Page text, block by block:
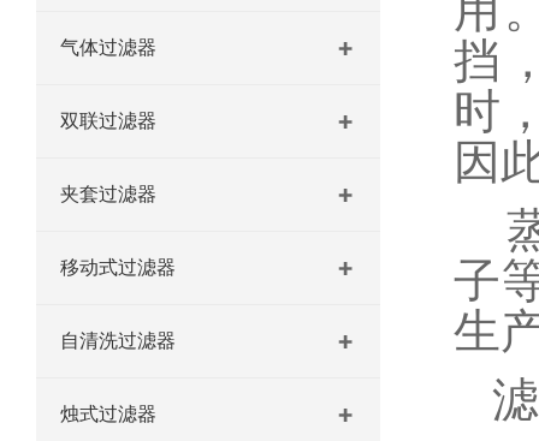
全系列不锈钢烛式过滤机 过滤机/器
气体过滤器
双联过滤器
夹套过滤器
移动式过滤器
自清洗过滤器
烛式过滤器
挡
时
因
子
生